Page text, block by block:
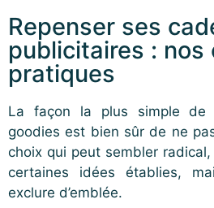
Repenser ses
publicitaires : nos
pratiques
La façon la plus simple de
goodies est bien sûr de ne
choix qui peut sembler
certaines idées établies,
exclure d’emblée.